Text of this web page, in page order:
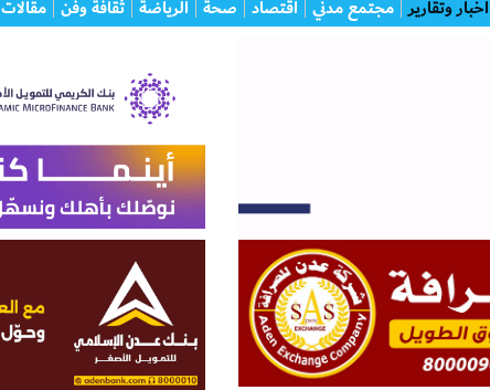
أخبار وتقارير مجتمع مدني اقتصاد صحة الرياضة ثقافة وفن مقالات